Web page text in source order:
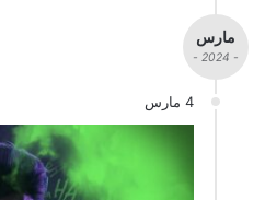
مارس
- 2024 -
4 مارس